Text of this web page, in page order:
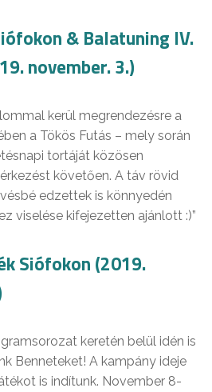
& Balatuning IV.
november. 3.)
kerül megrendezésre a
a Tökös Futás – mely során
tortáját közösen
követően. A táv rövid
edzettek is könnyedén
viselése kifejezetten ajánlott :)”
Siófokon (2019.
keretén belül idén is
Benneteket! A kampány ideje
is indítunk. November 8-